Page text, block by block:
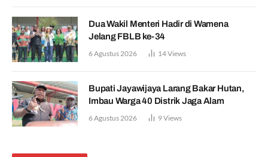
Dua Wakil Menteri Hadir di Wamena
Jelang FBLB ke-34
6 Agustus 2026 14Views
Bupati Jayawijaya Larang Bakar Hutan,
Imbau Warga 40 Distrik Jaga Alam
6 Agustus 2026 9Views